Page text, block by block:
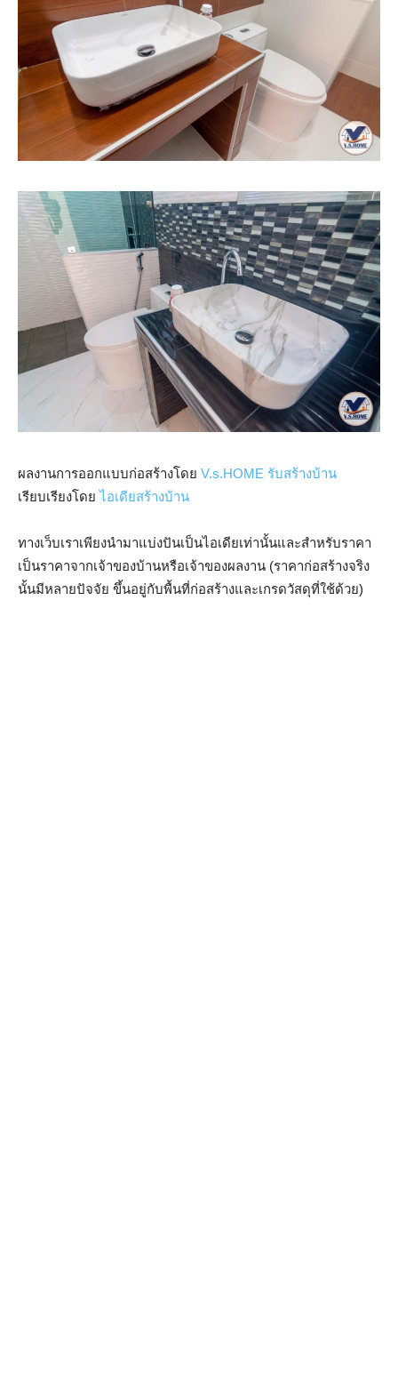
ผลงานการออกแบบก่อสร้างโดย V.s.HOME รับสร้างบ้าน
เรียบเรียงโดยไอเดียสร้างบ้าน
ทางเว็บเราเพียงนำมาแบ่งปันเป็นไอเดียเท่านั้นและสำหรับราคา
เป็นราคาจากเจ้าของบ้านหรือเจ้าของผลงาน (ราคาก่อสร้างจริง
นั้นมีหลายปัจจัย ขึ้นอยู่กับพื้นที่ก่อสร้างและเกรดวัสดุที่ใช้ด้วย)